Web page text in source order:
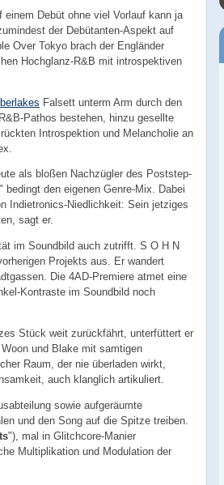
Debüt ohne viel Vorlauf kann ja
der Debütanten-Aspekt auf
Over Tokyo brach der Engländer
Hochglanz-R&B mit introspektiven
Falsett unterm Arm durch den
Pathos bestehen, hinzu gesellte
Introspektion und Melancholie an
als bloßen Nachzügler des Poststep-
" bedingt den eigenen Genre-Mix. Dabei
Indietronics-Niedlichkeit: Sein jetziges
sagt er.
im Soundbild auch zutrifft. S O H N
Projekts aus. Er wandert
Die 4AD-Premiere atmet eine
Kontraste im Soundbild noch
Stück weit zurückfährt, unterfüttert er
und Blake mit samtigen
Raum, der nie überladen wirkt,
auch klanglich artikuliert.
sowie aufgeräumte
und den Song auf die Spitze treiben.
"), mal in Glitchcore-Manier
Multiplikation und Modulation der